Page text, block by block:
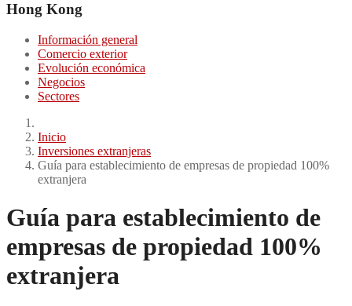
Hong Kong
Información general
Comercio exterior
Evolución económica
Negocios
Sectores
Inicio
Inversiones extranjeras
Guía para establecimiento de empresas de propiedad 100%
extranjera
Guía para establecimiento de
empresas de propiedad 100%
extranjera